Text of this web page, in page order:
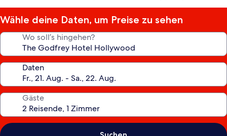
Wähle deine Daten, um Preise zu sehen
Wo soll’s hingehen?
Daten
Gäste